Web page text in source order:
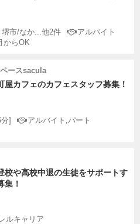
市/なか...他2件
アルバイト
からOK
ースsacula
屋カフェのカフェスタッフ募集！
]
アルバイト,パート
校や高校中退の生徒をサポートす
集！
ルキャリア